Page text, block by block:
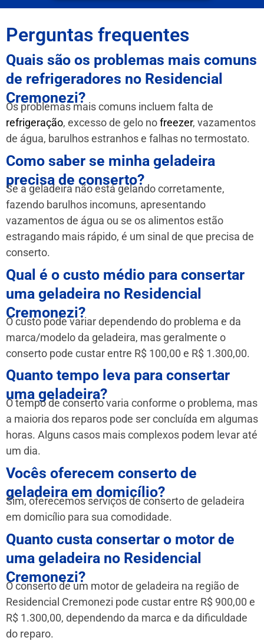
Perguntas frequentes
Quais são os problemas mais comuns
de refrigeradores no Residencial
Cremonezi?
Os problemas mais comuns incluem falta de
refrigeração, excesso de gelo nofreezer, vazamentos
de água, barulhos estranhos e falhas no termostato.
Como saber se minha geladeira
precisa de conserto?
Se a geladeira não está gelando corretamente,
fazendo barulhos incomuns, apresentando
vazamentos de água ou se os alimentos estão
estragando mais rápido, é um sinal de que precisa de
conserto.
Qual é o custo médio para consertar
uma geladeira no Residencial
Cremonezi?
O custo pode variar dependendo do problema e da
marca/modelo da geladeira, mas geralmente o
conserto pode custar entre R$ 100,00 e R$ 1.300,00.
Quanto tempo leva para consertar
uma geladeira?
O tempo de conserto varia conforme o problema, mas
a maioria dos reparos pode ser concluída em algumas
horas. Alguns casos mais complexos podem levar até
um dia.
Vocês oferecem conserto de
geladeira em domicílio?
Sim, oferecemos serviços de conserto de geladeira
em domicílio para sua comodidade.
Quanto custa consertar o motor de
uma geladeira no Residencial
Cremonezi?
O conserto de um motor de geladeira na região de
Residencial Cremonezi pode custar entre R$ 900,00 e
R$ 1.300,00, dependendo da marca e da dificuldade
do reparo.